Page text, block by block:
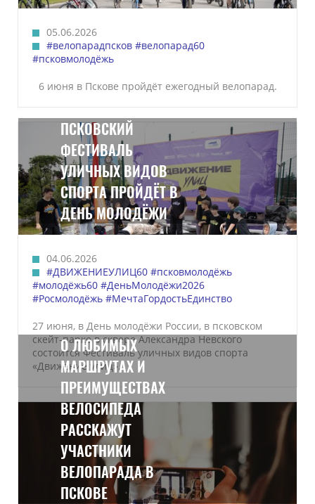
05.06.2026
#велопарадпсков #велопарад60
#псковмолодёжь
6 июня в Пскове пройдёт ежегодный велопарад.
ПСКОВСКИЙ
ФЕСТИВАЛЬ
УЛИЧНЫХ ВИДОВ
СПОРТА ПРОЙДЁТ В
ДЕНЬ МОЛОДЁЖИ
04.06.2026
#ДВИЖЕНИЕУЛИЦ60 #псковмолодёжь
#молодёжь60 #ДеньМолодёжи2026
#Росмолодёжь #МечтаГордостьЕдинство
27 июня, в День молодёжи России, в псковском
скейт-парке в сквере Александра Невского
состоится Фестиваль уличных видов спорта
«Движение улиц».
О ЛЮБИМЫХ
МАРШРУТАХ И
ПРЕИМУЩЕСТВАХ
ВЕЛОСИПЕДА
РАССКАЖУТ
УЧАСТНИКИ
ВЕЛОПАРАДА В
ПСКОВЕ